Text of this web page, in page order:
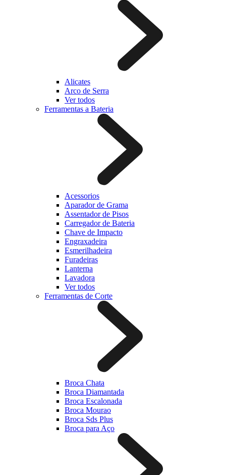
Alicates
Arco de Serra
Ver todos
Ferramentas a Bateria
Acessorios
Aparador de Grama
Assentador de Pisos
Carregador de Bateria
Chave de Impacto
Engraxadeira
Esmerilhadeira
Furadeiras
Lanterna
Lavadora
Ver todos
Ferramentas de Corte
Broca Chata
Broca Diamantada
Broca Escalonada
Broca Mourao
Broca Sds Plus
Broca para Aço